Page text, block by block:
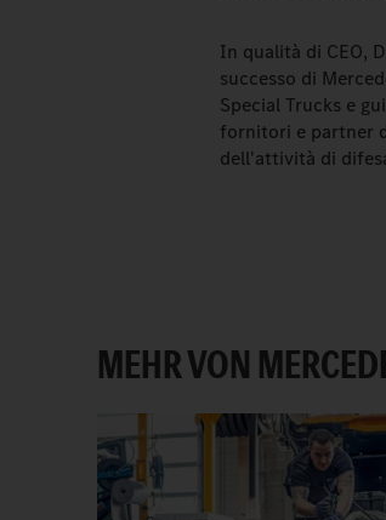
In qualità di CEO,
successo di
Special Trucks e
fornitori e partner
dell'attività di
MEHR VON